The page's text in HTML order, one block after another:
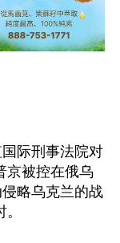
际刑事法院对
京被控在俄乌
略乌克兰的战